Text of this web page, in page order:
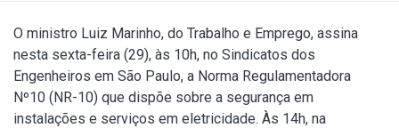
O ministro Luiz Marinho, do Trabalho e Emprego, assina
nesta sexta-feira (29), às 10h, no Sindicatos dos
Engenheiros em São Paulo, a Norma Regulamentadora
Nº10 (NR-10) que dispõe sobre a segurança em
instalações e serviços em eletricidade. Às 14h, na